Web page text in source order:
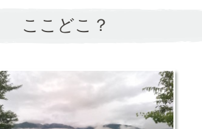
ここどこ？